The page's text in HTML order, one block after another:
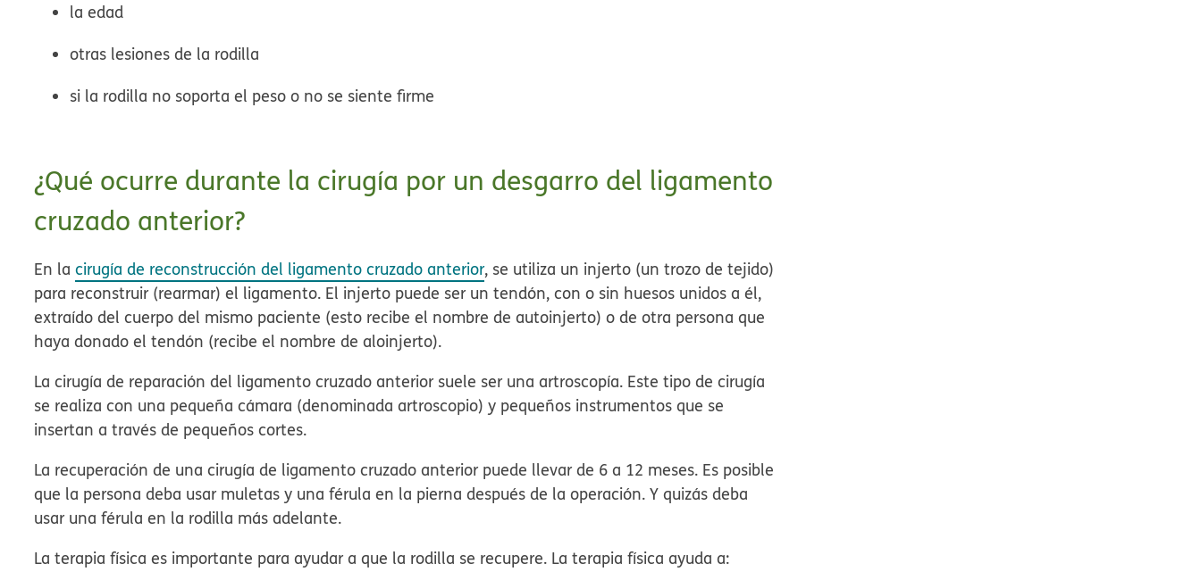
la edad
otras lesiones de la rodilla
si la rodilla no soporta el peso o no se siente firme
¿Qué ocurre durante la cirugía por un desgarro del ligamento
cruzado anterior?
En lacirugía de reconstrucción del ligamento cruzado anterior, se utiliza un injerto (un trozo de tejido)
para reconstruir (rearmar) el ligamento. El injerto puede ser un tendón, con o sin huesos unidos a él,
extraído del cuerpo del mismo paciente (esto recibe el nombre deautoinjerto) o de otra persona que
haya donado el tendón (recibe el nombre dealoinjerto).
La cirugía de reparación del ligamento cruzado anterior suele ser una artroscopía. Este tipo de cirugía
se realiza con una pequeña cámara (denominada artroscopio) y pequeños instrumentos que se
insertan a través de pequeños cortes.
La recuperación de una cirugía de ligamento cruzado anterior puede llevar de 6 a 12 meses. Es posible
que la persona deba usar muletas y una férula en la pierna después de la operación. Y quizás deba
usar una férula en la rodilla más adelante.
La terapia física es importante para ayudar a que la rodilla se recupere. La terapia física ayuda a: